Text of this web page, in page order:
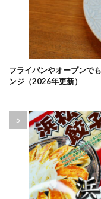
フライパンやオーブンで
ンジ（2026年更新）